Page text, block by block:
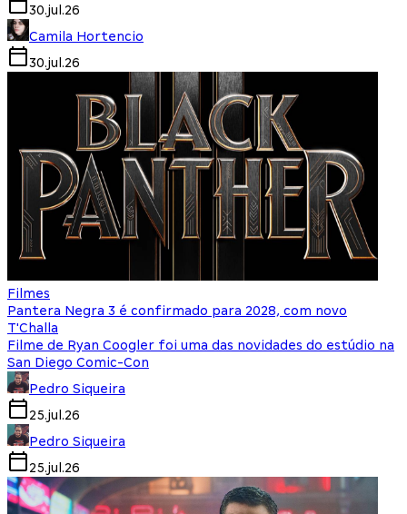
30.jul.26
Camila Hortencio
30.jul.26
Filmes
Pantera Negra 3 é confirmado para 2028, com novo
T'Challa
Filme de Ryan Coogler foi uma das novidades do estúdio na
San Diego Comic-Con
Pedro Siqueira
25.jul.26
Pedro Siqueira
25.jul.26